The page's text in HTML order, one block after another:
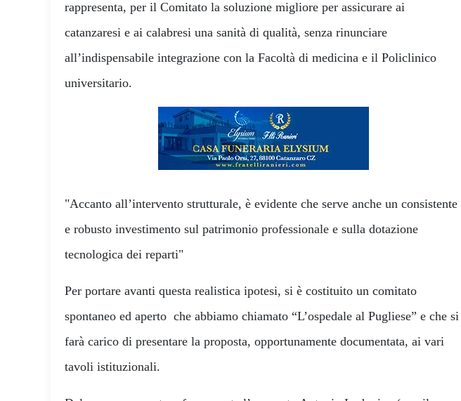
rappresenta, per il Comitato la soluzione migliore per assicurare ai
catanzaresi e ai calabresi una sanità di qualità, senza rinunciare
all’indispensabile integrazione con la Facoltà di medicina e il Policlinico
universitario.
"Accanto all’intervento strutturale, è evidente che serve anche un consistente
e robusto investimento sul patrimonio professionale e sulla dotazione
tecnologica dei reparti"
Per portare avanti questa realistica ipotesi, si è costituito un comitato
spontaneo ed aperto che abbiamo chiamato “L’ospedale al Pugliese” e che si
farà carico di presentare la proposta, opportunamente documentata, ai vari
tavoli istituzionali.